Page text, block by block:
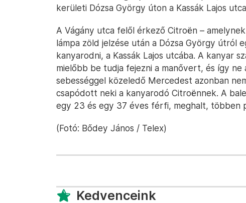
kerületi Dózsa György úton a Kassák Lajos
A Vágány utca felől érkező Citroën –
lámpa zöld jelzése után a Dózsa György útról
kanyarodni, a Kassák Lajos utcába. A kanyar
mielőbb be tudja fejezni a manővert, és így
sebességgel közeledő Mercedest azonban
csapódott neki a kanyarodó Citroënnek. A
egy 23 és egy 37 éves férfi, meghalt, többen
(Fotó: Bődey János / Telex)
Kedvenceink